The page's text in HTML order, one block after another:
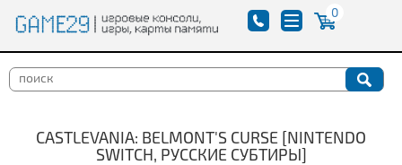
0
CASTLEVANIA: BELMONT'S CURSE [NINTENDO
SWITCH, РУССКИЕ СУБТИРЫ]